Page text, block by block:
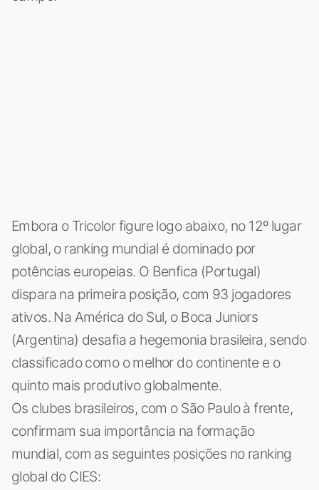
Embora o Tricolor figure logo abaixo, no 12º lugar
global, o ranking mundial é dominado por
potências europeias. O Benfica (Portugal)
dispara na primeira posição, com 93 jogadores
ativos. Na América do Sul, o Boca Juniors
(Argentina) desafia a hegemonia brasileira, sendo
classificado como o melhor do continente e o
quinto mais produtivo globalmente.
Os clubes brasileiros, com o São Paulo à frente,
confirmam sua importância na formação
mundial, com as seguintes posições no ranking
global do CIES: